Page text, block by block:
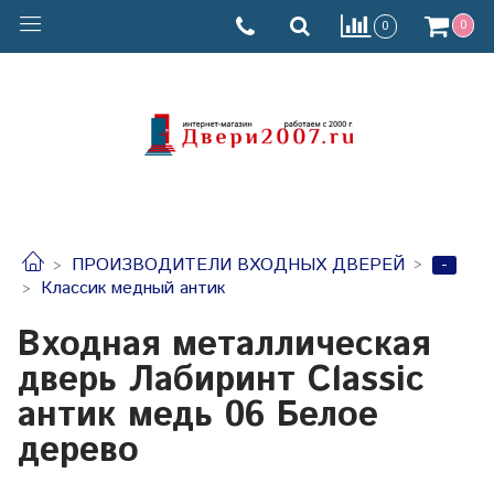
0 0
ПРОИЗВОДИТЕЛИ ВХОДНЫХ ДВЕРЕЙ
-
Классик медный антик
Входная металлическая
дверь Лабиринт Classic
антик медь 06 Белое
дерево